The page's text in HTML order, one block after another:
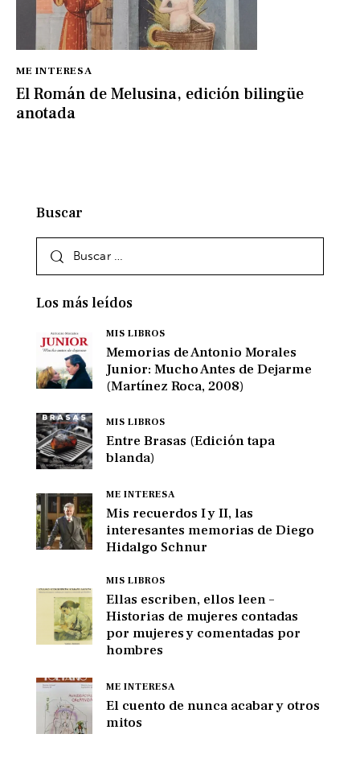
ME INTERESA
El Román de Melusina, edición bilingüe
anotada
Buscar
Los más leídos
MIS LIBROS
Memorias de Antonio Morales
Junior: Mucho Antes de Dejarme
(Martínez Roca, 2008)
MIS LIBROS
Entre Brasas (Edición tapa
blanda)
ME INTERESA
Mis recuerdos I y II, las
interesantes memorias de Diego
Hidalgo Schnur
MIS LIBROS
Ellas escriben, ellos leen –
Historias de mujeres contadas
por mujeres y comentadas por
hombres
ME INTERESA
El cuento de nunca acabar y otros
mitos